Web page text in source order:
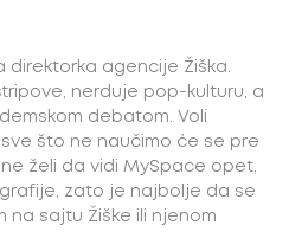
direktorka agencije Žiška.
nerduje pop-kulturu, a
debatom. Voli
što ne naučimo će se pre
želi da vidi MySpace opet,
zato je najbolje da se
na sajtu Žiške ili njenom